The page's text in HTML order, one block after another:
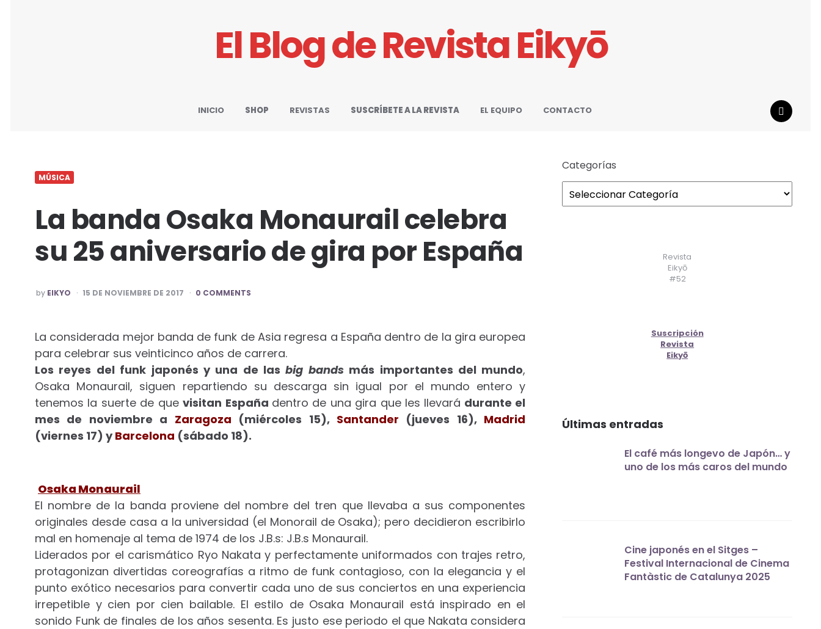
El Blog de Revista Eikyō
INICIO SHOP REVISTAS SUSCRÍBETE A LA REVISTA EL EQUIPO
CONTACTO
MÚSICA
La banda Osaka Monaurail celebra
su 25 aniversario de gira por España
POSTED
BY
by EIKYO 15 DE NOVIEMBRE DE 2017 0 COMMENTS
La considerada mejor banda de funk de Asia regresa a España dentro de la gira europea
para celebrar sus veinticinco años de carrera.
Los reyes del funk japonés y una de lasbig bands más importantes del mundo,
Osaka Monaurail, siguen repartiendo su descarga sin igual por el mundo entero y
tenemos la suerte de quevisitan España dentro de una gira que les llevará durante el
mes de noviembre a Zaragoza (miércoles 15), Santander (jueves 16), Madrid
(viernes 17) yBarcelona (sábado 18).
Osaka Monaurail
El nombre de la banda proviene del nombre del tren que llevaba a sus componentes
originales desde casa a la universidad (el Monorail de Osaka); pero decidieron escribirlo
mal en homenaje al tema de 1974 de los J.B.s: J.B.s Monaurail.
Liderados por el carismático Ryo Nakata y perfectamente uniformados con trajes retro,
protagonizan divertidas coreografías a ritmo de funk contagioso, con la elegancia y el
punto exótico necesarios para convertir cada uno de sus conciertos en una experiencia
irrepetible y cien por cien bailable. El estilo de Osaka Monaurail está inspirado en el
sonido Funk de finales de los años sesenta. Es justo ese periodo el que Nakata considera
Categorías
Revista
Eikyō
#52
Suscripción
Revista
Eikyō
Últimas entradas
El café más longevo de Japón… y
uno de los más caros del mundo
Cine japonés en el Sitges –
Festival Internacional de Cinema
Fantàstic de Catalunya 2025